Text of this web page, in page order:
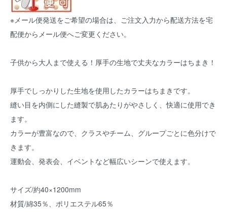
※メール便発送をご希望の場合は、ご注文入力から配送方法を宅
配便からメール便へご変更ください。
子供から大人まで使える！厚手の生地で丈夫なカラーはちまき！
厚手でしっかりした生地を使用したカラーはちまきです。
縫い目を内側にした縫製で肌あたりがやさしく、快適に使用でき
ます。
カラーが豊富なので、クラスやチーム、グループごとに色分けで
きます。
運動会、発表会、イベントなど幅広いシーンで使えます。
サイズ/約40×1200mm
材質/綿35％、ポリエステル65％